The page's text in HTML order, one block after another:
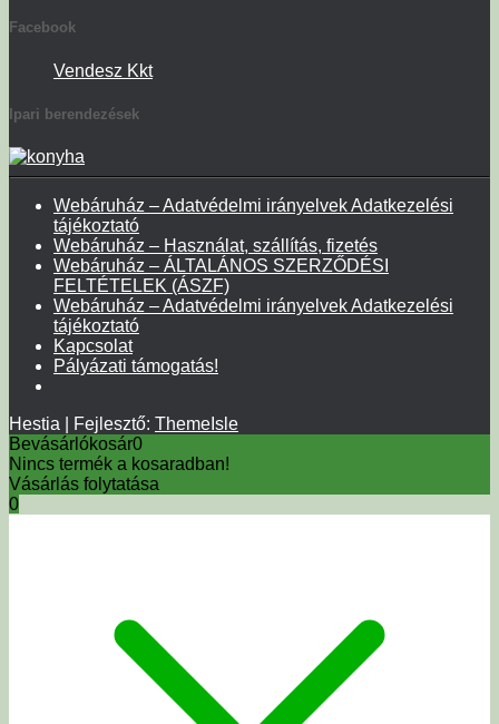
Facebook
Vendesz Kkt
Ipari berendezések
Webáruház – Adatvédelmi irányelvek Adatkezelési
tájékoztató
Webáruház – Használat, szállítás, fizetés
Webáruház – ÁLTALÁNOS SZERZŐDÉSI
FELTÉTELEK (ÁSZF)
Webáruház – Adatvédelmi irányelvek Adatkezelési
tájékoztató
Kapcsolat
Pályázati támogatás!
Hestia | Fejlesztő: ThemeIsle
Bevásárlókosár0
Nincs termék a kosaradban!
Vásárlás folytatása
0